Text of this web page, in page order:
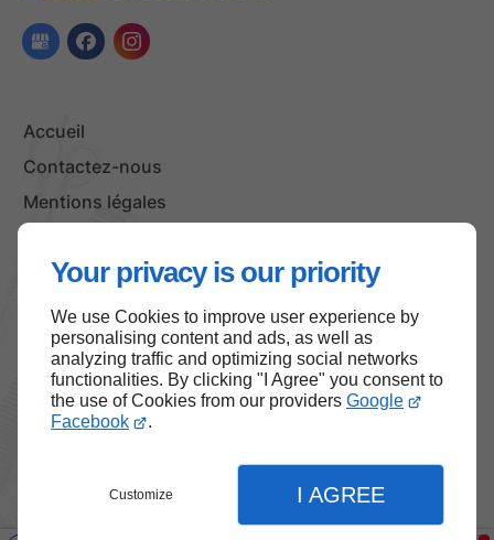
Your privacy is our priority
We use Cookies to improve user experience by
personalising content and ads, as well as
analyzing traffic and optimizing social networks
functionalities. By clicking "I Agree" you consent to
the use of Cookies from our providers Google
Facebook
.
Customize I AGREE
Accueil
Contactez-nous
Mentions légales
Haut de page